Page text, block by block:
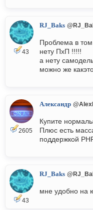
43
RJ_Baks
Проблема в
нету ПхП !!!!!
а нету
можно же
2605
Александр
Купите
Плюс есть
поддержкой
43
RJ_Baks
мне удобно на